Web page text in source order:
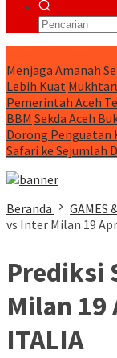
Menjaga Amanah
Lebih Kuat
Pemerintah Aceh
BBM Sekda Aceh
Dorong Penguatan
Safari ke Sejumlah
Beranda GAMES
vs Inter Milan 19
Prediksi
Milan 19
ITALIA